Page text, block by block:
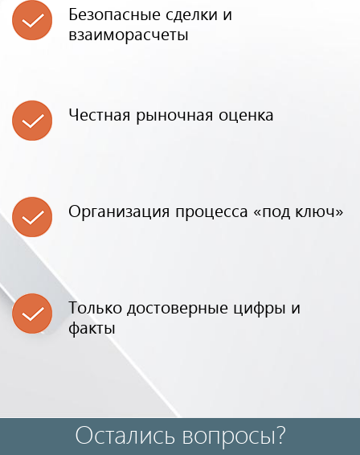
Безопасные сделки и
взаиморасчеты
Честная рыночная оценка
Организация процесса «под ключ»
Только достоверные цифры и
факты
Остались вопросы?